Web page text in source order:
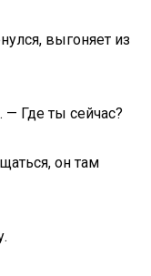
выгоняет из
— Где ты сейчас?
он там